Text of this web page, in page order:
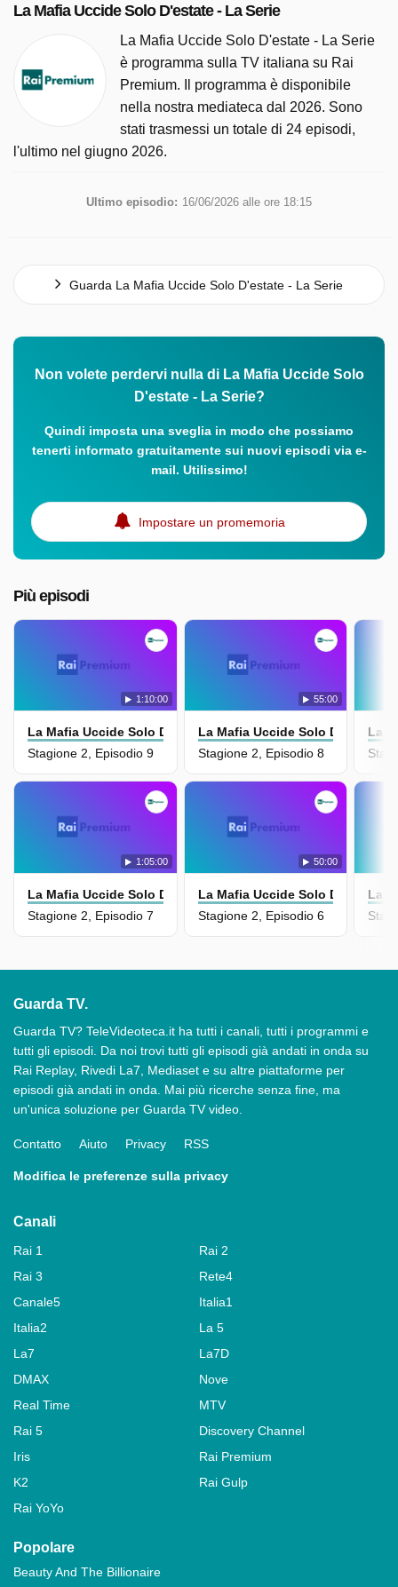
La Mafia Uccide Solo D'estate - La Serie
La Mafia Uccide Solo D'estate - La Serie
è programma sulla TV italiana su Rai
Premium. Il programma è disponibile
nella nostra mediateca dal 2026. Sono
stati trasmessi un totale di 24 episodi,
l'ultimo nel giugno 2026.
Ultimo episodio: 16/06/2026 alle ore 18:15
Guarda La Mafia Uccide Solo D'estate - La Serie
Non volete perdervi nulla di La Mafia Uccide Solo
D'estate - La Serie?
Quindi imposta una sveglia in modo che possiamo
tenerti informato gratuitamente sui nuovi episodi via e-
mail. Utilissimo!
Impostare un promemoria
Più episodi
1:10:00
La Mafia Uccide Solo D'estate - La Serie
Stagione 2, Episodio 9
55:00
La Mafia Uccide Solo D'estate -
Stagione 2, Episodio 8
1:05:00
La Mafia Uccide Solo D'estate - La Serie
Stagione 2, Episodio 7
50:00
La Mafia Uccide Solo D'estate -
Stagione 2, Episodio 6
La
La
Guarda TV.
Guarda TV? TeleVideoteca.it ha tutti i canali, tutti i programmi e
tutti gli episodi. Da noi trovi tutti gli episodi già andati in onda su
Rai Replay, Rivedi La7, Mediaset e su altre piattaforme per
episodi già andati in onda. Mai più ricerche senza fine, ma
un'unica soluzione per Guarda TV video.
Contatto Aiuto Privacy RSS
Modifica le preferenze sulla privacy
Canali
Rai 1
Rai 2
Rai 3
Rete4
Canale5
Italia1
Italia2
La 5
La7
La7D
DMAX
Nove
Real Time
MTV
Rai 5
Discovery Channel
Iris
Rai Premium
K2
Rai Gulp
Rai YoYo
Popolare
Beauty And The Billionaire